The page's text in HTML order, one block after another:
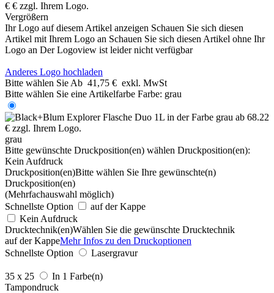
Vergrößern
Ihr Logo auf diesem Artikel anzeigen Schauen Sie sich diesen
Artikel mit Ihrem Logo an Schauen Sie sich diesen Artikel ohne Ihr
Logo an Der Logoview ist leider nicht verfügbar
Anderes Logo hochladen
Bitte wählen Sie Ab 41,75 € exkl. MwSt
Bitte wählen Sie eine Artikelfarbe Farbe: grau
grau
Bitte gewünschte Druckposition(en) wählen Druckposition(en):
Kein Aufdruck
Druckposition(en)Bitte wählen Sie Ihre gewünschte(n)
Druckposition(en)
(Mehrfachauswahl möglich)
Schnellste Option
auf der Kappe
Kein Aufdruck
Drucktechnik(en)Wählen Sie die gewünschte Drucktechnik
auf der KappeMehr Infos zu den Druckoptionen
Schnellste Option
Lasergravur
35 x 25
In 1 Farbe(n)
Tampondruck